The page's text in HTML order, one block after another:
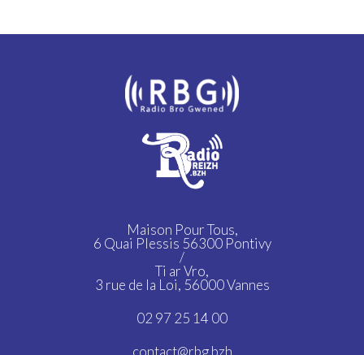
Maison Pour Tous,
6 Quai Plessis 56300 Pontivy
/
Ti ar Vro,
3 rue de la Loi, 56000 Vannes
02 97 25 14 00
contact@rbg.bzh